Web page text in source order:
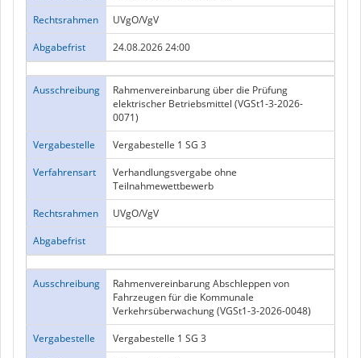
Rechtsrahmen
UVgO/VgV
Abgabefrist
24.08.2026 24:00
Ausschreibung
Rahmenvereinbarung über die Prüfung
elektrischer Betriebsmittel (VGSt1-3-2026-
0071)
Vergabestelle
Vergabestelle 1 SG 3
Verfahrensart
Verhandlungsvergabe ohne
Teilnahmewettbewerb
Rechtsrahmen
UVgO/VgV
Abgabefrist
Ausschreibung
Rahmenvereinbarung Abschleppen von
Fahrzeugen für die Kommunale
Verkehrsüberwachung (VGSt1-3-2026-0048)
Vergabestelle
Vergabestelle 1 SG 3